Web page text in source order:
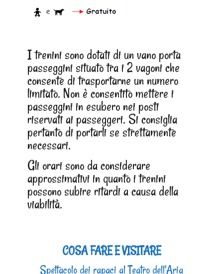
I trenini sono dotati di un vano porta
passeggini situato tra i 2 vagoni che
consente di trasportarne un numero
limitato. Non è consentito mettere i
passeggini in esubero nei posti
riservati ai passeggeri. Si consiglia
pertanto di portarli se strettamente
necessari.
Gli orari sono da considerare
approssimativi in quanto i trenini
possono subire ritardi a causa della
viabilità.
COSA FARE E VISITARE
Spettacolo dei rapaci al Teatro dell'Aria